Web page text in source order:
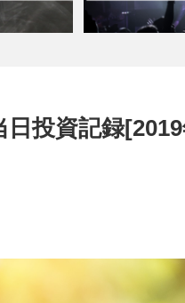
日投資記録